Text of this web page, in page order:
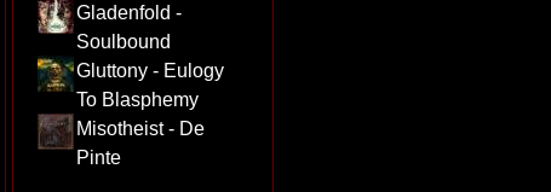
Gladenfold -
Soulbound
Gluttony - Eulogy
To Blasphemy
Misotheist - De
Pinte